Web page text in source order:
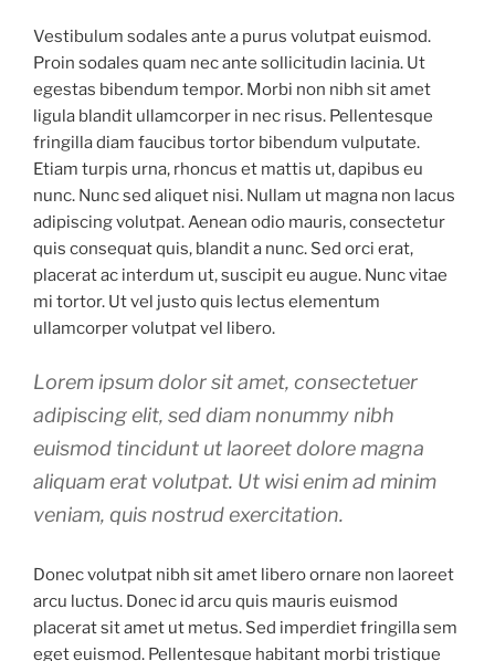
Vestibulum sodales ante a purus volutpat euismod.
Proin sodales quam nec ante sollicitudin lacinia. Ut
egestas bibendum tempor. Morbi non nibh sit amet
ligula blandit ullamcorper in nec risus. Pellentesque
fringilla diam faucibus tortor bibendum vulputate.
Etiam turpis urna, rhoncus et mattis ut, dapibus eu
nunc. Nunc sed aliquet nisi. Nullam ut magna non lacus
adipiscing volutpat. Aenean odio mauris, consectetur
quis consequat quis, blandit a nunc. Sed orci erat,
placerat ac interdum ut, suscipit eu augue. Nunc vitae
mi tortor. Ut vel justo quis lectus elementum
ullamcorper volutpat vel libero.
Lorem ipsum dolor sit amet, consectetuer
adipiscing elit, sed diam nonummy nibh
euismod tincidunt ut laoreet dolore magna
aliquam erat volutpat. Ut wisi enim ad minim
veniam, quis nostrud exercitation.
Donec volutpat nibh sit amet libero ornare non laoreet
arcu luctus. Donec id arcu quis mauris euismod
placerat sit amet ut metus. Sed imperdiet fringilla sem
eget euismod. Pellentesque habitant morbi tristique